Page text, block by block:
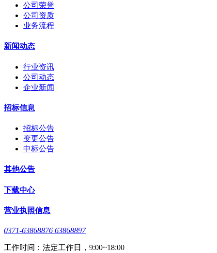
公司荣誉
公司资质
业务流程
新闻动态
行业资讯
公司动态
企业新闻
招标信息
招标公告
变更公告
中标公告
其他公告
下载中心
营业执照信息
0371-63868876 63868897
工作时间：法定工作日，9:00~18:00